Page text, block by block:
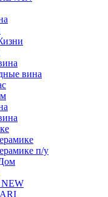
вина
п/у